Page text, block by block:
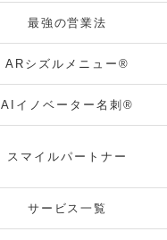
最強の営業法
ARシズルメニュー®
AIイノベーター名刺®
スマイルパートナー
サービス一覧